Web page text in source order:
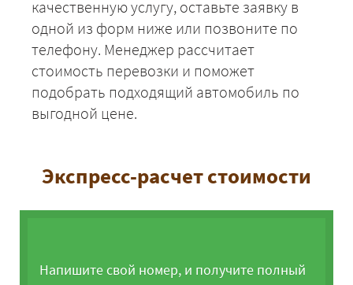
качественную услугу, оставьте заявку в
одной из форм ниже или позвоните по
телефону. Менеджер рассчитает
стоимость перевозки и поможет
подобрать подходящий автомобиль по
выгодной цене.
Экспресс-расчет стоимости
Напишите свой номер, и получите полный